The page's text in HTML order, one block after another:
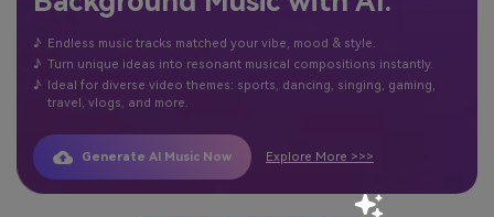
♪
Endless music tracks matched your vibe, mood & style.
♪ Turn unique ideas into resonant musical compositions instantly.
♪
Ideal for diverse video themes: sports, dancing, singing, gaming,
travel, vlogs, and more.
Generate AI Music Now Explore More >>>